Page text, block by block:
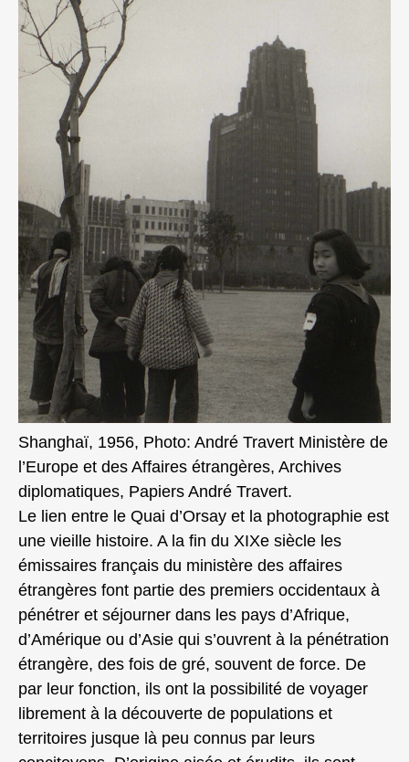
Shanghaï, 1956, Photo: André Travert Ministère de
l’Europe et des Affaires étrangères, Archives
diplomatiques, Papiers André Travert.
Le lien entre le Quai d’Orsay et la photographie est
une vieille histoire. A la fin du XIXe siècle les
émissaires français du ministère des affaires
étrangères font partie des premiers occidentaux à
pénétrer et séjourner dans les pays d’Afrique,
d’Amérique ou d’Asie qui s’ouvrent à la pénétration
étrangère, des fois de gré, souvent de force. De
par leur fonction, ils ont la possibilité de voyager
librement à la découverte de populations et
territoires jusque là peu connus par leurs